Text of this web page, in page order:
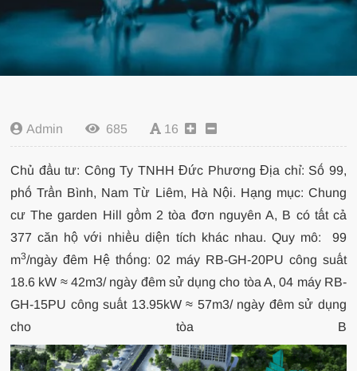
Admin 685 16
Chủ đầu tư: Công Ty TNHH Đức Phương Địa chỉ: Số 99,
phố Trần Bình, Nam Từ Liêm, Hà Nội. Hạng mục: Chung
cư The garden Hill gồm 2 tòa đơn nguyên A, B có tất cả
377 căn hộ với nhiều diện tích khác nhau. Quy mô: 99
m3/ngày đêm Hệ thống: 02 máy RB-GH-20PU công suất
18.6 kW ≈ 42m3/ ngày đêm sử dụng cho tòa A, 04 máy RB-
GH-15PU công suất 13.95kW ≈ 57m3/ ngày đêm sử dụng
cho tòa B